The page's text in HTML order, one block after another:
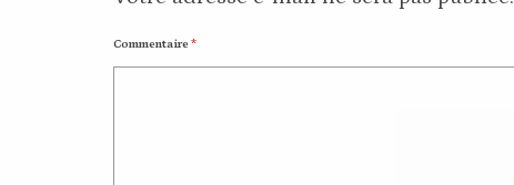
Commentaire *